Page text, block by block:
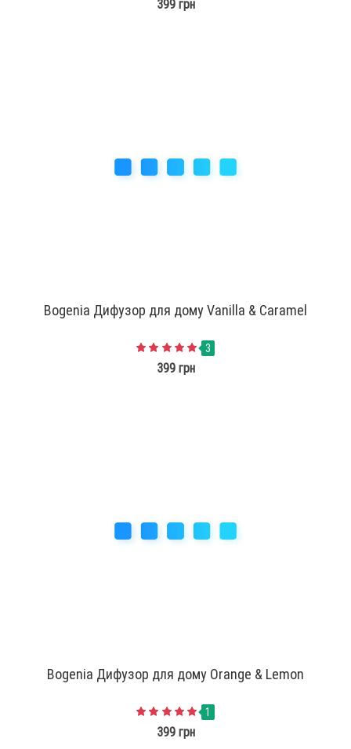
399 грн
Bogenia Дифузор для дому Vanilla & Caramel
3
399 грн
Bogenia Дифузор для дому Orange & Lemon
1
399 грн